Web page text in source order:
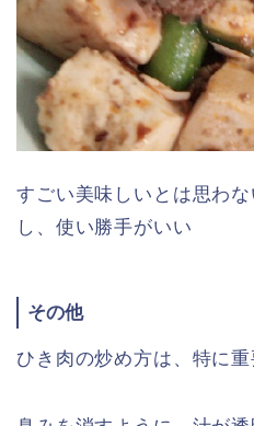
すごい美味しいとは思わ
し、使い勝手がいい
その他
ひき肉の炒め方は、特に重